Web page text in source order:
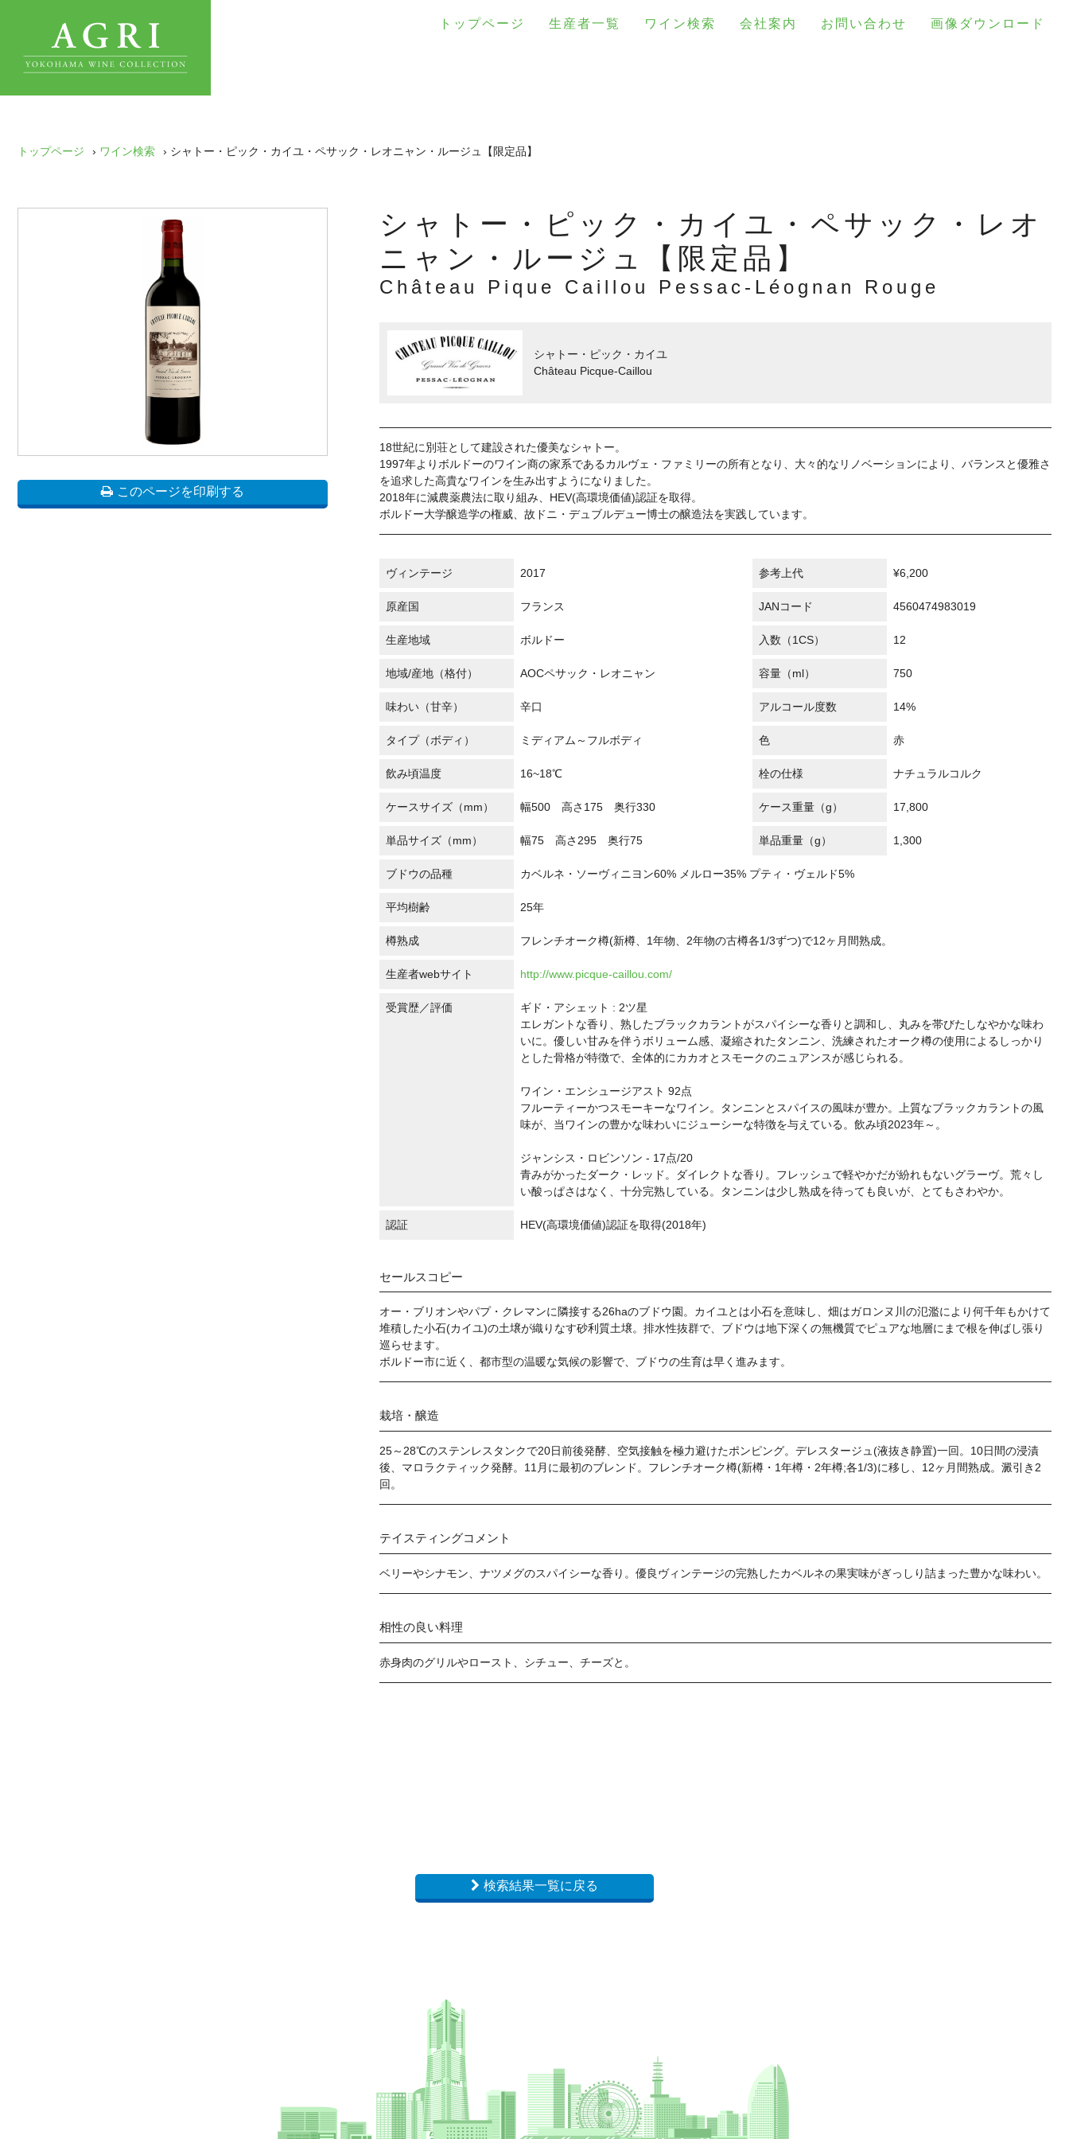
トップページ 生産者一覧 ワイン検索 会社案内 お問い合わせ 画像ダウンロード
トップページ › ワイン検索 › シャトー・ピック・カイユ・ペサック・レオニャン・ルージュ【限定品】
このページを印刷する
シャトー・ピック・カイユ・ペサック・レオ
ニャン・ルージュ【限定品】
Château Pique Caillou Pessac-Léognan Rouge
シャトー・ピック・カイユ
Château Picque-Caillou
18世紀に別荘として建設された優美なシャトー。
1997年よりボルドーのワイン商の家系であるカルヴェ・ファミリーの所有となり、大々的なリノベーションにより、バランスと優雅さ
を追求した高貴なワインを生み出すようになりました。
2018年に減農薬農法に取り組み、HEV(高環境価値)認証を取得。
ボルドー大学醸造学の権威、故ドニ・デュブルデュー博士の醸造法を実践しています。
ヴィンテージ 2017 参考上代 ¥6,200
原産国 フランス JANコード 4560474983019
生産地域 ボルドー 入数（1CS） 12
地域/産地（格付） AOCペサック・レオニャン 容量（ml） 750
味わい（甘辛） 辛口 アルコール度数 14%
タイプ（ボディ） ミディアム～フルボディ 色 赤
飲み頃温度 16~18℃ 栓の仕様 ナチュラルコルク
ケースサイズ（mm） 幅500 高さ175 奥行330 ケース重量（g） 17,800
単品サイズ（mm） 幅75 高さ295 奥行75 単品重量（g） 1,300
ブドウの品種 カベルネ・ソーヴィニヨン60% メルロー35% プティ・ヴェルド5%
平均樹齢 25年
樽熟成 フレンチオーク樽(新樽、1年物、2年物の古樽各1/3ずつ)で12ヶ月間熟成。
生産者webサイト http://www.picque-caillou.com/
受賞歴／評価
ギド・アシェット : 2ツ星
エレガントな香り、熟したブラックカラントがスパイシーな香りと調和し、丸みを帯びたしなやかな味わ
いに。優しい甘みを伴うボリューム感、凝縮されたタンニン、洗練されたオーク樽の使用によるしっかり
とした骨格が特徴で、全体的にカカオとスモークのニュアンスが感じられる。
ワイン・エンシュージアスト 92点
フルーティーかつスモーキーなワイン。タンニンとスパイスの風味が豊か。上質なブラックカラントの風
味が、当ワインの豊かな味わいにジューシーな特徴を与えている。飲み頃2023年～。
ジャンシス・ロビンソン - 17点/20
青みがかったダーク・レッド。ダイレクトな香り。フレッシュで軽やかだが紛れもないグラーヴ。荒々し
い酸っぱさはなく、十分完熟している。タンニンは少し熟成を待っても良いが、とてもさわやか。
認証 HEV(高環境価値)認証を取得(2018年)
セールスコピー
オー・ブリオンやパプ・クレマンに隣接する26haのブドウ園。カイユとは小石を意味し、畑はガロンヌ川の氾濫により何千年もかけて
堆積した小石(カイユ)の土壌が織りなす砂利質土壌。排水性抜群で、ブドウは地下深くの無機質でピュアな地層にまで根を伸ばし張り
巡らせます。
ボルドー市に近く、都市型の温暖な気候の影響で、ブドウの生育は早く進みます。
栽培・醸造
25～28℃のステンレスタンクで20日前後発酵、空気接触を極力避けたポンピング。デレスタージュ(液抜き静置)一回。10日間の浸漬
後、マロラクティック発酵。11月に最初のブレンド。フレンチオーク樽(新樽・1年樽・2年樽;各1/3)に移し、12ヶ月間熟成。澱引き2
回。
テイスティングコメント
ベリーやシナモン、ナツメグのスパイシーな香り。優良ヴィンテージの完熟したカベルネの果実味がぎっしり詰まった豊かな味わい。
相性の良い料理
赤身肉のグリルやロースト、シチュー、チーズと。
検索結果一覧に戻る